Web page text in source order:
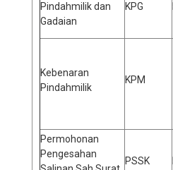
Pindahmilik dan
Gadaian
KPG
Kebenaran
Pindahmilik
KPM
Permohonan
Pengesahan
PSSK